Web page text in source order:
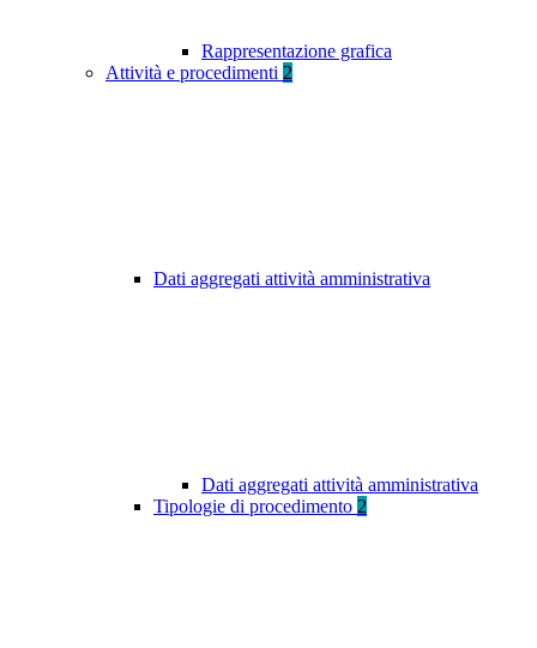
Rappresentazione grafica
Attività e procedimenti 2
Dati aggregati attività amministrativa
Dati aggregati attività amministrativa
Tipologie di procedimento 2